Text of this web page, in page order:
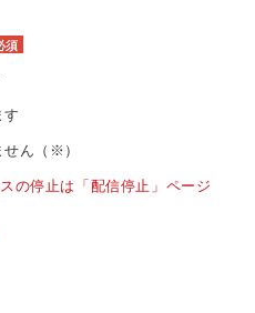
須
す
ん（※）
の停止は「配信停止」ページ